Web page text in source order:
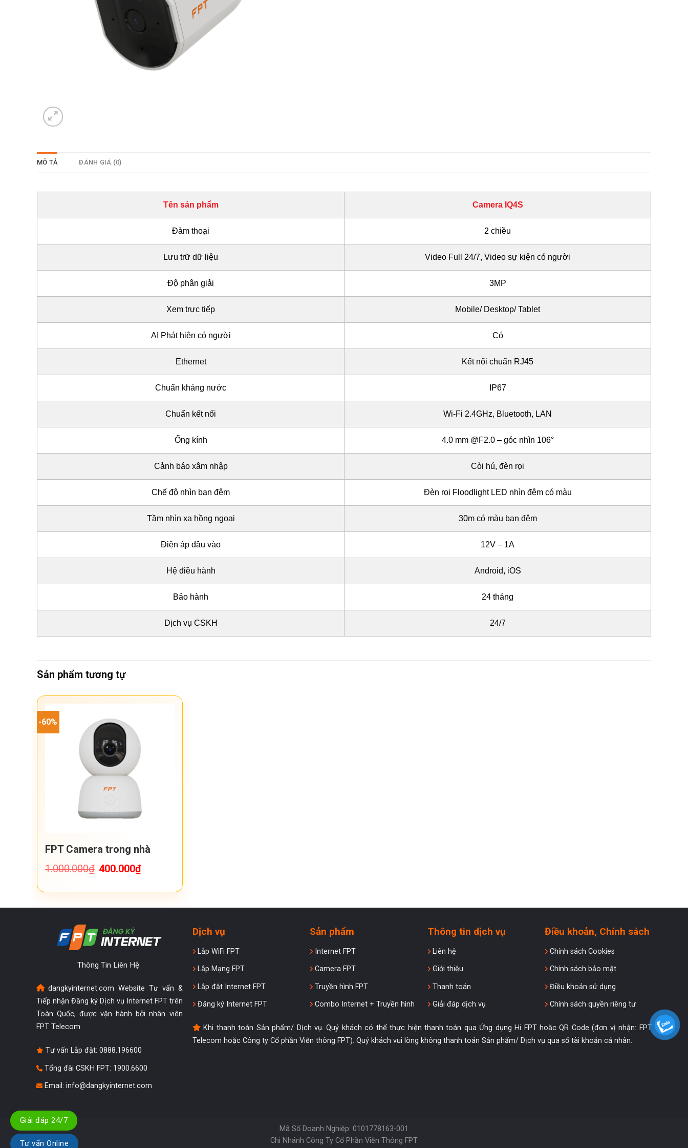
MÔ TẢ ĐÁNH GIÁ (0)
Tên sản phẩm Camera IQ4S
Đàm thoại 2 chiều
Lưu trữ dữ liệu Video Full 24/7, Video sự kiện có người
Độ phân giải 3MP
Xem trực tiếp Mobile/ Desktop/ Tablet
AI Phát hiện có người Có
Ethernet Kết nối chuẩn RJ45
Chuẩn kháng nước IP67
Chuẩn kết nối Wi-Fi 2.4GHz, Bluetooth, LAN
Ống kính 4.0 mm @F2.0 – góc nhìn 106°
Cảnh báo xâm nhập Còi hú, đèn rọi
Chế độ nhìn ban đêm Đèn rọi Floodlight LED nhìn đêm có màu
Tầm nhìn xa hồng ngoại 30m có màu ban đêm
Điện áp đầu vào 12V – 1A
Hệ điều hành Android, iOS
Bảo hành 24 tháng
Dịch vụ CSKH 24/7
Sản phẩm tương tự
-60%
FPT Camera trong nhà
1.000.000₫
Giá
gốc
400.000₫
Thông Tin Liên Hệ
dangkyinternet.com Website Tư vấn &
Tiếp nhận Đăng ký Dịch vụ Internet FPT trên
Toàn Quốc, được vận hành bởi nhân viên
FPT Telecom
Tư vấn Lắp đặt: 0888.196600
Tổng đài CSKH FPT: 1900.6600
Email: info@dangkyinternet.com
Dịch vụ
Lắp WiFi FPT
Lắp Mạng FPT
Lắp đặt Internet FPT
Đăng ký Internet FPT
Sản phẩm
Internet FPT
Camera FPT
Truyền hình FPT
Combo Internet + Truyền hình
Thông tin dịch vụ
Liên hệ
Giới thiệu
Thanh toán
Giải đáp dịch vụ
Điều khoản, Chính sách
Chính sách Cookies
Chính sách bảo mật
Điều khoản sử dụng
Chính sách quyền riêng tư
Khi thanh toán Sản phẩm/ Dịch vụ. Quý khách có thể thực hiện thanh toán qua Ứng dụng Hi FPT hoặc QR Code (đơn vị nhận: FPT
Telecom hoặc Công ty Cổ phần Viễn thông FPT). Quý khách vui lòng không thanh toán Sản phẩm/ Dịch vụ qua số tài khoản cá nhân.
Mã Số Doanh Nghiệp: 0101778163-001
Chi Nhánh Công Ty Cổ Phần Viễn Thông FPT
Giải đáp 24/7
Tư vấn Online